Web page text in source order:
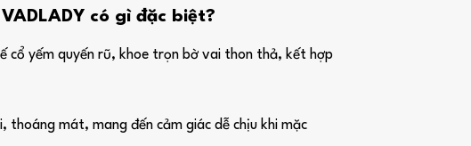
có gì đặc biệt?
cổ yếm quyến rũ, khoe trọn bờ vai thon thả, kết hợp
thoáng mát, mang đến cảm giác dễ chịu khi mặc